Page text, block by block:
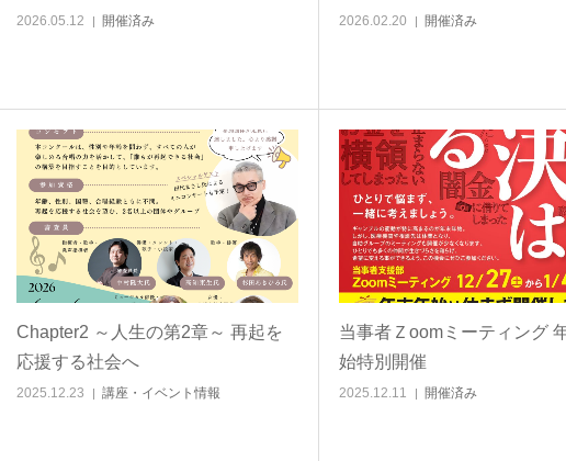
2026.05.12 開催済み 2026.02.20 開催済み
Chapter2 ～人生の第2章～ 再起を
応援する社会へ
2025.12.23 講座・イベント情報
当事者Ｚoomミーティング
始特別開催
2025.12.11 開催済み